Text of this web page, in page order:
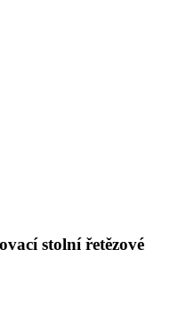
stolní řetězové